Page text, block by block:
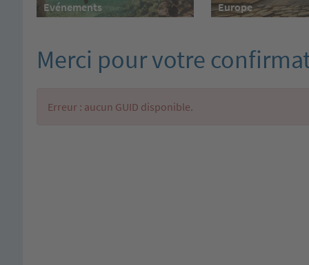
Evénements Europe
Merci pour votre
Erreur : aucun GUID disponible.